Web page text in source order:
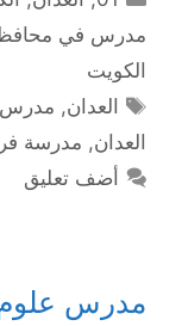
مدرس في محافظة
الكويت
الوسوم
العدان, مدرس
العدان, مدرسة
أضف تعليق
مدرس